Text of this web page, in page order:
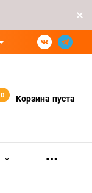
0 Корзина пуста